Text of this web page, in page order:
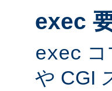
exec
exec
や CGI